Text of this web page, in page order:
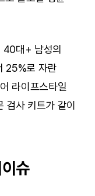
40대+ 남성의
25%로 자란
라이프스타일
검사 키트가 같이
슈